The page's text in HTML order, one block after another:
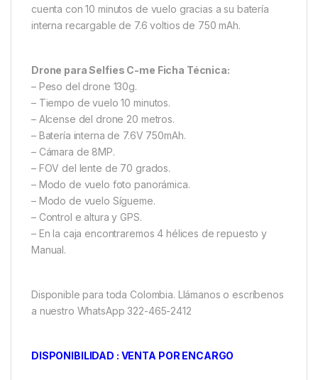
cuenta con 10 minutos de vuelo gracias a su batería
interna recargable de 7.6 voltios de 750 mAh.
Drone para Selfies C-me Ficha Técnica:
– Peso del drone 130g.
– Tiempo de vuelo 10 minutos.
– Alcense del drone 20 metros.
– Batería interna de 7.6V 750mAh.
– Cámara de 8MP.
– FOV del lente de 70 grados.
– Modo de vuelo foto panorámica.
– Modo de vuelo Sígueme.
– Control e altura y GPS.
– En la caja encontraremos 4 hélices de repuesto y
Manual.
Disponible para toda Colombia. Llámanos o escríbenos
a nuestro WhatsApp 322-465-2412
DISPONIBILIDAD : VENTA POR ENCARGO